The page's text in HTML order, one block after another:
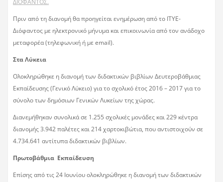
ΔΙΟΦΑΝΤΟΣ.
Πριν από τη διανομή θα προηγείται ενημέρωση από το ΙΤΥΕ-
Διόφαντος με ηλεκτρονικό μήνυμα και επικοινωνία από τον ανάδοχο
μεταφορέα (τηλεφωνική ή με email).
Στα Λύκεια
Ολοκληρώθηκε η διανομή των διδακτικών βιβλίων Δευτεροβάθμιας
Εκπαίδευσης (Γενικό Λύκειο) για το σχολικό έτος 2016 – 2017 για το
σύνολο των δημόσιων Γενικών Λυκείων της χώρας.
Διανεμήθηκαν συνολικά σε 1.255 σχολικές μονάδες και 229 κέντρα
διανομής 3.942 παλέτες και 214 χαρτοκιβώτια, που αντιστοιχούν σε
4.734.641 αντίτυπα διδακτικών βιβλίων.
Πρωτοβάθμια Εκπαίδευση
Επίσης από τις 24 Ιουνίου ολοκληρώθηκε η διανομή των διδακτικών